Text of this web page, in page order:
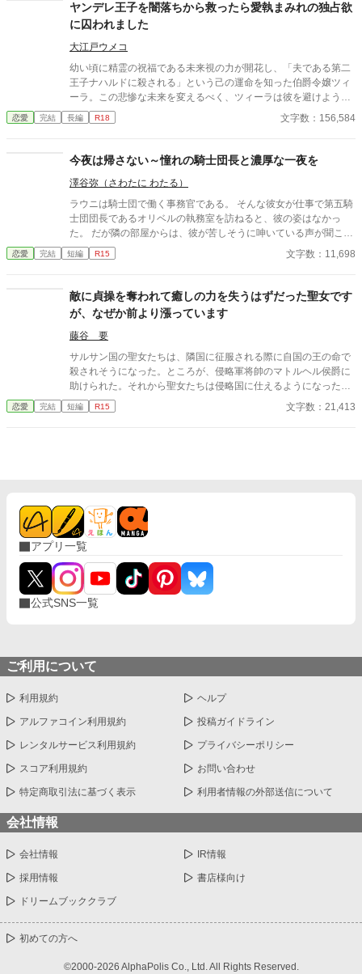
ヤンデレ王子を闇落ちから救ったら愛執まみれの独占欲
に囚われました
大江戸ウメコ
幼い頃に精霊の祝福である未来視の力が開花し、「夫である第二
王子ナハルドに殺される」という己の運命を知った伯爵令嬢ツィ
ーラ。この悲惨な未来を変えるべく、ツィーラは彼を避けようと
したが、ひょんなことから婚約者に選ばれてしまった！ なら
ば、ナハルドが将来闇落ちしないよう、側で彼を支えることを決
えてくるほど、ナハルドとの関係は良好になった。だけど、彼の
並々ならぬ執着心のすべてを、ツィーラはまだ知らなくて――
恋愛 完結 長編 R18 文字数：156,584
今夜は帰さない～憧れの騎士団長と濃厚な一夜を
澤谷弥（さわたに わたる）
ラウニは騎士団で働く事務官である。 そんな彼女が仕事で第五騎
士団団長であるオリベルの執務室を訪ねると、彼の姿はなかっ
た。 だが隣の部屋からは、彼が苦しそうに呻いている声が聞こえ
てきた。 そんな彼を助けようと隣室へと続く扉を開けたラウニが
目にしたのは――。
恋愛 完結 短編 R15 文字数：11,698
敵に貞操を奪われて癒しの力を失うはずだった聖女です
が、なぜか前より漲っています
藤谷 要
サルサン国の聖女たちは、隣国に征服される際に自国の王の命で
殺されそうになった。ところが、侵略軍将帥のマトルヘル侯爵に
助けられた。それから聖女たちは侵略国に仕えるようになった
が、一か月後に筆頭聖女だったルミネラは命の恩人の侯爵へ嫁ぐ
ように国王から命じられる。 結婚披露宴では、陛下に側妃として
た。 侯爵がかつての恋人に似ていたとはいえ、侯爵と孤児だった
彼は全く別人。愛のない交わりだったので、当然力を失うと思っ
ていたが、なぜか以前よりも力が漲っていた。 ※全１１話 ２万
字程度の話です。
恋愛 完結 短編 R15 文字数：21,413
アプリ一覧
公式SNS一覧
ご利用について
利用規約 ヘルプ
アルファコイン利用規約 投稿ガイドライン
レンタルサービス利用規約 プライバシーポリシー
スコア利用規約 お問い合わせ
特定商取引法に基づく表示 利用者情報の外部送信について
会社情報
会社情報 IR情報
採用情報 書店様向け
ドリームブッククラブ
初めての方へ
©2000-2026 AlphaPolis Co., Ltd. All Rights Reserved.